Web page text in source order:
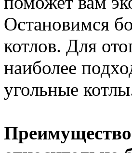
Остановимся
котлов. Для
наиболее
угольные
Преимущество